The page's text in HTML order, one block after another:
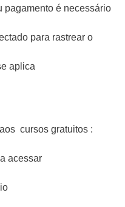
pagamento é necessário
para rastrear o
aplica
cursos gratuitos :
acessar